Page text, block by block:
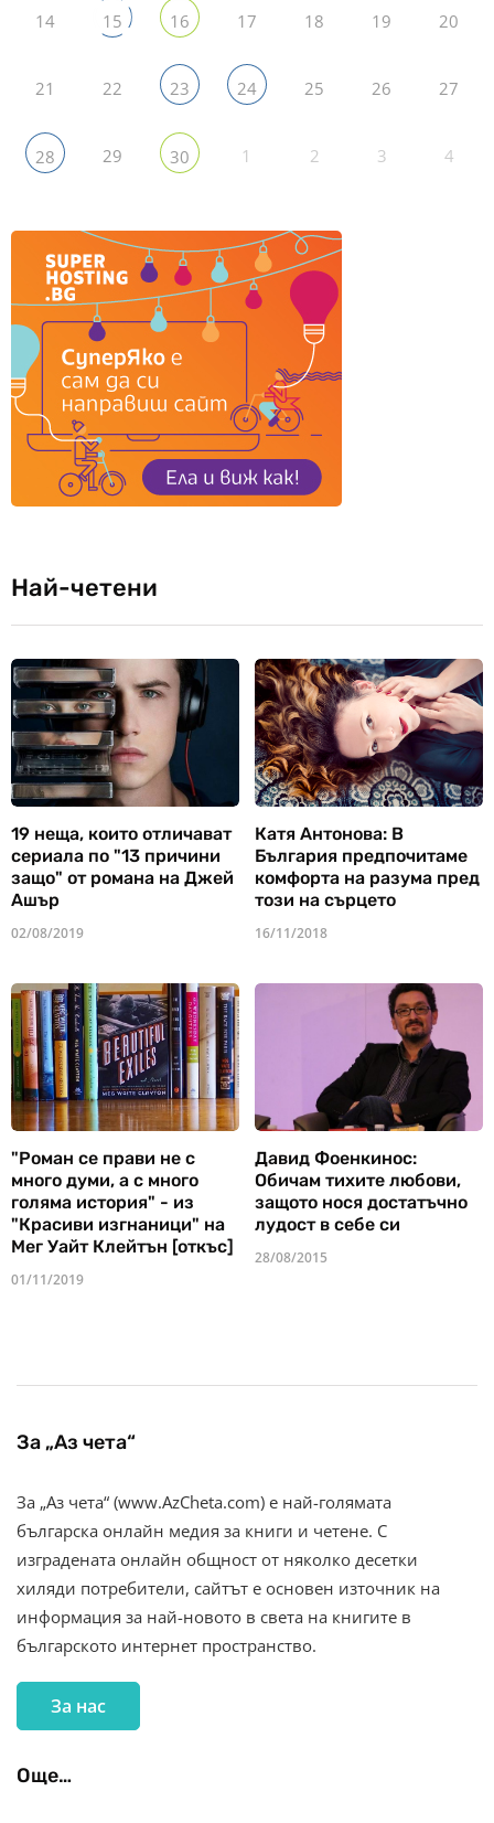
14 15 16 17 18 19 20
21 22 23 24 25 26 27
28 29 30 1 2 3 4
Най-четени
19 неща, които отличават
сериала по "13 причини
защо" от романа на Джей
Ашър
02/08/2019
Катя Антонова: В
България предпочитаме
комфорта на разума пред
този на сърцето
16/11/2018
"Роман се прави не с
много думи, а с много
голяма история" - из
"Красиви изгнаници" на
Мег Уайт Клейтън [откъс]
01/11/2019
Давид Фоенкинос:
Обичам тихите любови,
защото нося достатъчно
лудост в себе си
28/08/2015
За „Аз чета“
За „Аз чета“ (www.AzCheta.com) е най-голямата
българска онлайн медия за книги и четене. С
изградената онлайн общност от няколко десетки
хиляди потребители, сайтът е основен източник на
информация за най-новото в света на книгите в
българското интернет пространство.
За нас
Още…